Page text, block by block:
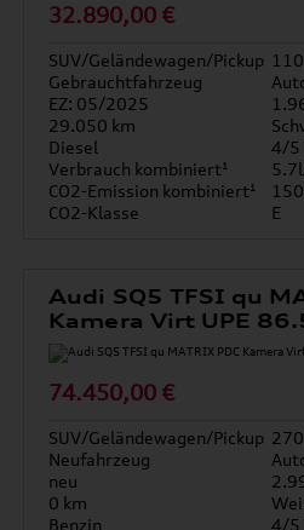
32.890,00 €
SUV/Geländewagen/Pickup
Gebrauchtfahrzeug
EZ: 05/2025
29.050 km
Diesel
4/5
Verbrauch kombiniert¹
CO2-Emission kombiniert¹
CO2-Klasse
E
Audi SQ5 TFSI qu
Kamera Virt UPE
74.450,00 €
SUV/Geländewagen/Pickup
Neufahrzeug
neu
0 km
Benzin
4/5